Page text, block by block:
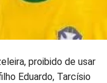
proibido de usar
Eduardo, Tarcísio